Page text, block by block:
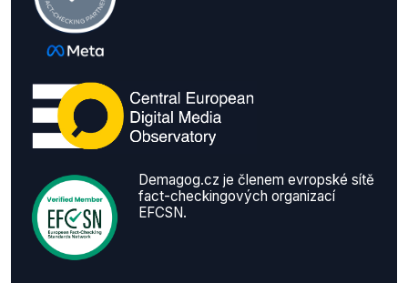
Demagog.cz je členem evropské sítě
fact-checkingových organizací
EFCSN.